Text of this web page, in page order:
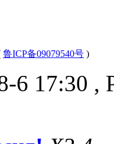
鲁ICP备09079540号 )
6 17:30 ,